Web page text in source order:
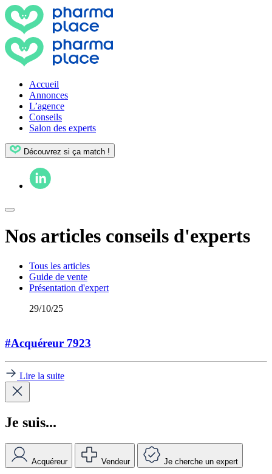
Accueil
Annonces
L’agence
Conseils
Salon des experts
Découvrez si ça match !
Nos articles conseils d'experts
Tous les articles
Guide de vente
Présentation d'expert
29/10/25
#Acquéreur 7923
Lire la suite
Je suis...
Acquéreur Vendeur Je cherche un expert